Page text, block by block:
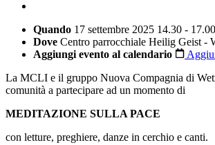
Quando 17 settembre 2025 14.30 - 17.00
Dove Centro parrocchiale Heilig Geist -
Aggiungi evento al calendario
La MCLI e il gruppo Nuova Compagnia di
comunità a partecipare ad un momento di
MEDITAZIONE SULLA PACE
con letture, preghiere, danze in cerchio e canti.